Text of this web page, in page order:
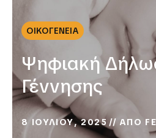
ΟΙΚΟΓΕΝΕΙΑ
Ψηφιακή
Γέννησης
8 ΙΟΥΛΙΟΥ, 2025 ΑΠΟ